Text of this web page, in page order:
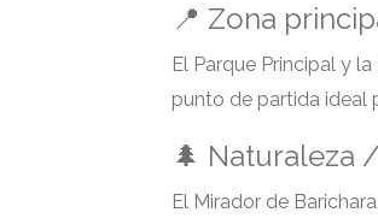
📍 Zona
El Parque Principal y
punto de partida ideal
🌲 Naturaleza
El Mirador de